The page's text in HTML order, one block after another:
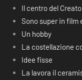
Il centro del Creato
Sono super in film
Un hobby
La costellazione
Idee fisse
La lavora il